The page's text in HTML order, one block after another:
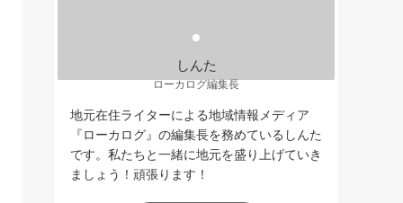
しんた
ローカログ編集長
地元在住ライターによる地域情報メディア
『ローカログ』の編集長を務めているしんた
です。私たちと一緒に地元を盛り上げていき
ましょう！頑張ります！